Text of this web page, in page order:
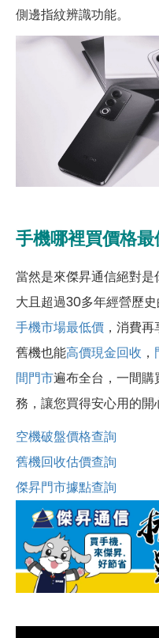
側邊指紋辨識功能。
手機哪裡買價格
當然是來傑昇通信絕對
大且超過30多年經營歷
手機市場最低價 ，消費再
舊機也能高價現金回收 ，
間門市遍布全台，一間
務，讓您買得安心用的開
空機破盤價格查詢
舊機回收估價查詢
傑昇門市據點查詢